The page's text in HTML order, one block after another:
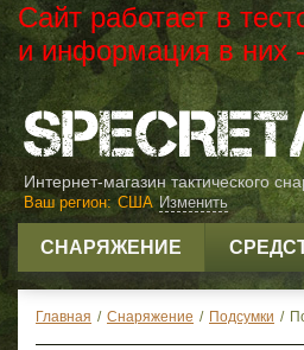
Сайт работает в
и информация в
Интернет-магазин тактического
Изменить
Ваш регион: США
СНАРЯЖЕНИЕ
Главная / Снаряжение / Подсумки /